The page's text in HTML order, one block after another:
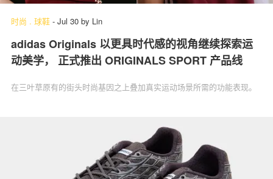
时尚 . 球鞋 - Jul 30 by Lin
adidas Originals 以更具时代感的视角继续探索运
动美学， 正式推出 ORIGINALS SPORT 产品线
在三叶草原有的街头时尚基因之上叠加真实运动场景所需的功能表现。